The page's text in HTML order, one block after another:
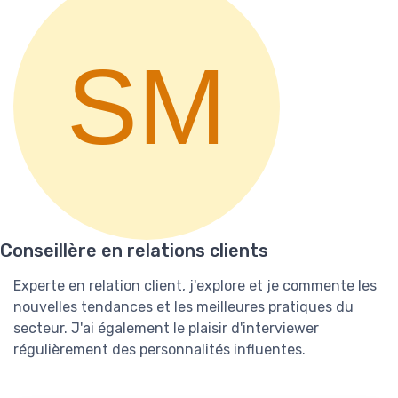
Conseillère en relations clients
Experte en relation client, j'explore et je commente les
nouvelles tendances et les meilleures pratiques du
secteur. J'ai également le plaisir d'interviewer
régulièrement des personnalités influentes.